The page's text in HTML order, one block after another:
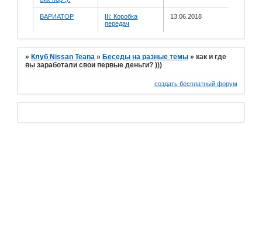
ВАРИАТОР
III: Коробка
передач
13.06.2018
» Клуб Nissan Teana » Беседы на разные темы »как и где
вы заработали свои первые деньги? )))
создать бесплатный форум